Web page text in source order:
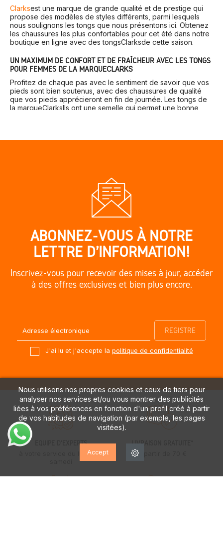
Nous utilisons nos propres cookies et ceux de tiers pour
analyser nos services et/ou vous montrer des publicités
liées à vos préférences en fonction d'un profil créé à partir
de vos habitudes de navigation (par exemple, les pages
visitées).
Accept
Clarksest une marque de grande qualité et de prestige qui
propose des modèles de styles différents, parmi lesquels
nous soulignons les tongs que nous présentons ici. Obtenez
les chaussures les plus confortables pour cet été dans notre
boutique en ligne avec des tongsClarksde cette saison.
UN MAXIMUM DE CONFORT ET DE FRAÎCHEUR AVEC LES TONGS
POUR FEMMES DE LA MARQUECLARKS
Profitez de chaque pas avec le sentiment de savoir que vos
pieds sont bien soutenus, avec des chaussures de qualité
que vos pieds apprécieront en fin de journée. Les tongs de
la marqueClarksIls ont une semelle qui permet une bonne
ligne les prix les plus exclusifs que vous puissiez trouver sur
ABONNEZ-VOUS À NOTRE
LETTRE D'INFORMATION!
Inscrivez-vous pour recevoir des mises à jour, accéder
à des offres exclusives et bien plus encore.
J'ai lu et j'accepte la politique de confidentialité
ÉQUIPE D'EXPERTS
à votre service du lundi au
LIVRAISON GRATUITE*
à partir de 70 €